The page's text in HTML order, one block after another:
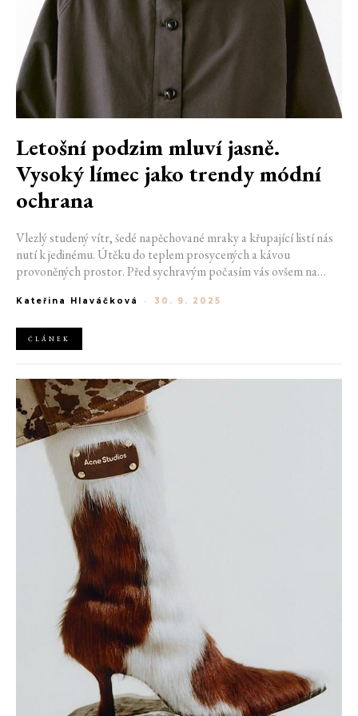
Letošní podzim mluví jasně.
Vysoký límec jako trendy módní
ochrana
Vlezlý studený vítr, šedé napěchované mraky a křupající listí nás
nutí k jedinému. Útěku do teplem prosycených a kávou
provoněných prostor. Před sychravým počasím vás ovšem na
Trenčkot, kožená bunda nebo vlněný kabát, každý z nich se
Kateřina Hlaváčková - 30. 9. 2025
ČLÁNEK